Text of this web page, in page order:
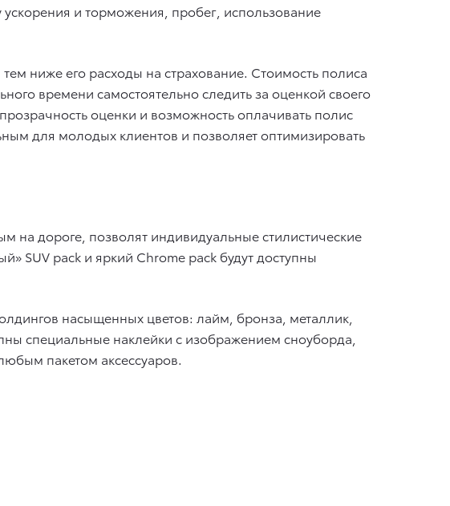
ускорения и торможения, пробег, использование
ниже его расходы на страхование. Стоимость полиса
времени самостоятельно следить за оценкой своего
оценки и возможность оплачивать полис
для молодых клиентов и позволяет оптимизировать
на дороге, позволят индивидуальные стилистические
SUV pack и яркий Chrome pack будут доступны
насыщенных цветов: лайм, бронза, металлик,
специальные наклейки с изображением сноуборда,
пакетом аксессуаров.